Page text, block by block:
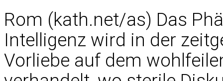
Rom (kath.net/as) Das
Intelligenz wird in der
Vorliebe auf dem